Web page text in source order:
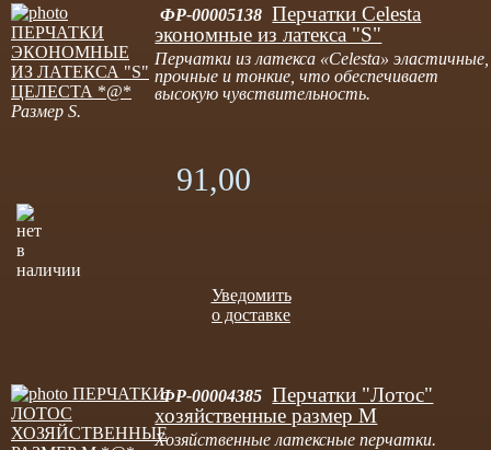
ФР-00005138 Перчатки Celesta
экономные из латекса "S"
Перчатки из латекса «Celesta» эластичные,
прочные и тонкие, что обеспечивает
высокую чувствительность.
Размер S.
91,00
Уведомить
о доставке
ФР-00004385 Перчатки "Лотос"
хозяйственные размер M
Хозяйственные латексные перчатки.